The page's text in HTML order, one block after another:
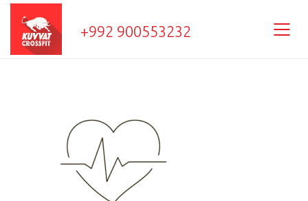
+992 900553232